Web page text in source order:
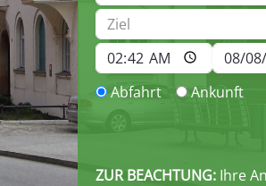
Abfahrt
Ankunft
ZUR BEACHTUNG: Ihre